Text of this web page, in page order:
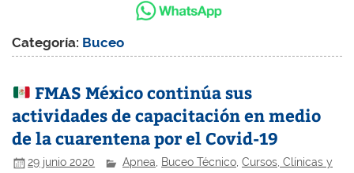
Categoría: Buceo
FMAS México continúa sus
actividades de capacitación en medio
de la cuarentena por el Covid-19
29 junio 2020 Apnea, Buceo Técnico,Cursos, Clínicas y